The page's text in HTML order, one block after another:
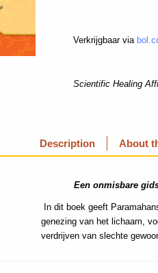
Verkrijgbaar via
Scientific Healing
Description About
Een onmisbare
In dit boek geeft
genezing van het lichaam,
verdrijven van slechte